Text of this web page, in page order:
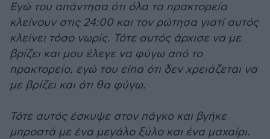
Εγώ του απάντησα ότι όλα τα πρακτορεία
κλείνουν στις 24:00 και τον ρώτησα γιατί αυτός
κλείνει τόσο νωρίς. Τότε αυτός άρχισε να με
βρίζει και μου έλεγε να φύγω από το
πρακτορείο, εγώ του είπα ότι δεν χρειάζεται να
με βρίζει και ότι θα φύγω.
Τότε αυτός έσκυψε στον πάγκο και βγήκε
μπροστά με ένα μεγάλο ξύλο και ένα μαχαίρι.